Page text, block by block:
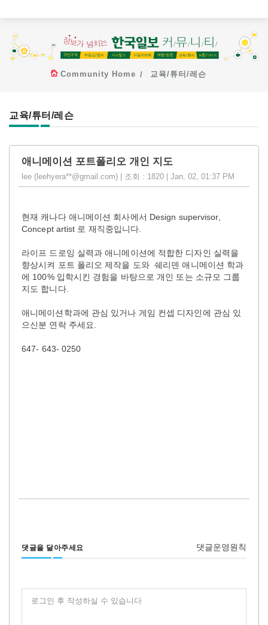
Community Home 교육/튜터/레슨
교육/튜터/레슨
애니메이션 포트폴리오 개인 지도
lee (leehyera**@gmail.com) | 조회 : 1820 | Jan, 02, 01:37 PM
현재 캐나다 애니메이션 회사에서 Design supervisor,
Concept artist 로 재직중입니다.
라이프 드로잉 실력과 애니메이션에 적합한 디자인 실력을
향상시켜 포트 폴리오 제작을 도와 쉐리덴 애니메이션 학과
에 100% 입학시킨 경험을 바탕으로 개인 또는 소규모 그룹
지도 합니다.
애니메이션학과에 관심 있거나 게임 컨셉 디자인에 관심 있
으신분 연락 주세요.
647- 643- 0250
댓글을 달아주세요 댓글운영원칙
로그인 후 작성하실 수 있습니다